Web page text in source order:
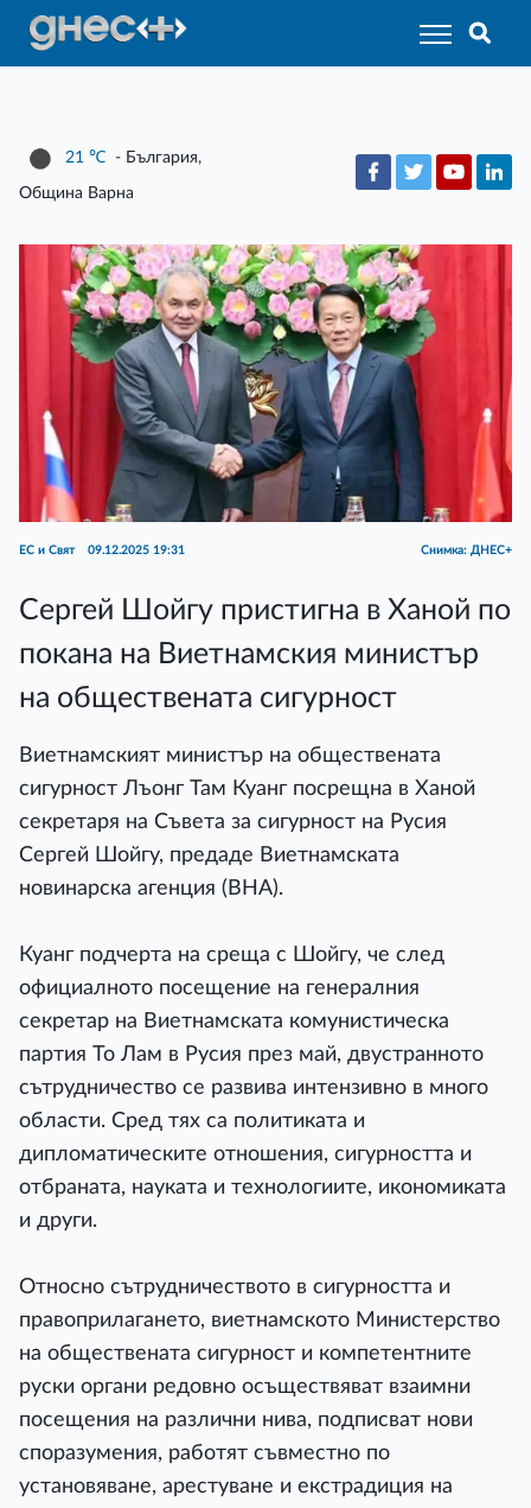
21 ℃ - България,
Община Варна
ЕС и Свят 09.12.2025 19:31 Снимка: ДНЕС+
Сергей Шойгу пристигна в Ханой по
покана на Виетнамския министър
на обществената сигурност
Виетнамският министър на обществената
сигурност Лъонг Там Куанг посрещна в Ханой
секретаря на Съвета за сигурност на Русия
Сергей Шойгу, предаде Виетнамската
новинарска агенция (ВНА).
Куанг подчерта на среща с Шойгу, че след
официалното посещение на генералния
секретар на Виетнамската комунистическа
партия То Лам в Русия през май, двустранното
сътрудничество се развива интензивно в много
области. Сред тях са политиката и
дипломатическите отношения, сигурността и
отбраната, науката и технологиите, икономиката
и други.
Относно сътрудничеството в сигурността и
правоприлагането, виетнамското Министерство
на обществената сигурност и компетентните
руски органи редовно осъществяват взаимни
посещения на различни нива, подписват нови
споразумения, работят съвместно по
установяване, арестуване и екстрадиция на